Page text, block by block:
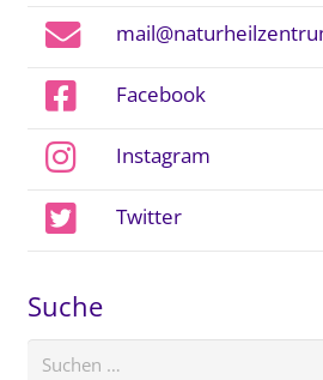
Facebook
Instagram
Twitter
Suche
Suchen